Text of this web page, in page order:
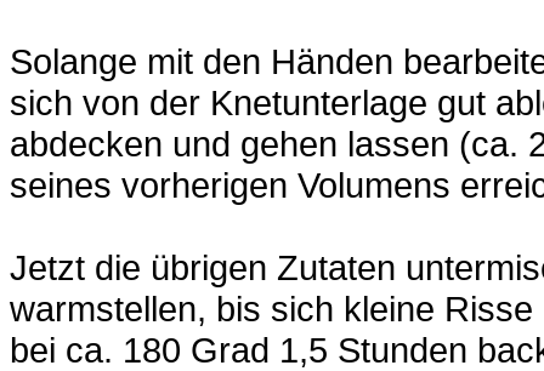
Solange mit den Händen
sich von der Knetunterlage gut
abdecken und gehen lassen (ca.
seines vorherigen Volumens
Jetzt die übrigen Zutaten
warmstellen, bis sich kleine
bei ca. 180 Grad 1,5 Stunden